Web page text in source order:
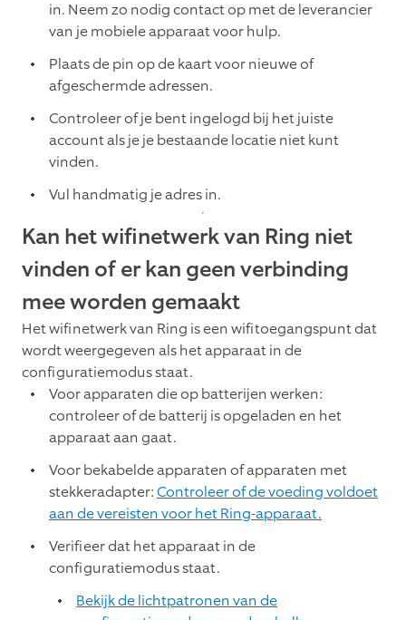
in. Neem zo nodig contact op met de leverancier
van je mobiele apparaat voor hulp.
Plaats de pin op de kaart voor nieuwe of
afgeschermde adressen.
Controleer of je bent ingelogd bij het juiste
account als je je bestaande locatie niet kunt
vinden.
Vul handmatig je adres in.
Kan het wifinetwerk van Ring niet
vinden of er kan geen verbinding
mee worden gemaakt
Het wifinetwerk van Ring is een wifitoegangspunt dat
wordt weergegeven als het apparaat in de
configuratiemodus staat.
Voor apparaten die op batterijen werken:
controleer of de batterij is opgeladen en het
apparaat aan gaat.
Voor bekabelde apparaten of apparaten met
stekkeradapter:Controleer of de voeding voldoet
aan de vereisten voor het Ring-apparaat.
Verifieer dat het apparaat in de
configuratiemodus staat.
Bekijk de lichtpatronen van de